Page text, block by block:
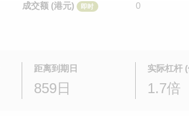
成交额 (港元)
即时 0
距离到期日
859日
实际杠杆
1.7倍